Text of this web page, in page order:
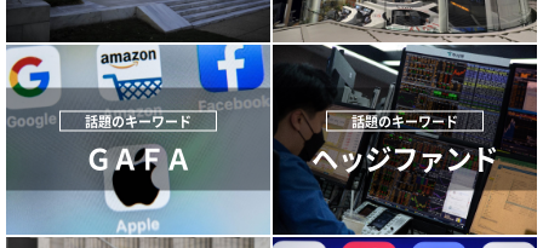
ＧＡＦＡ ヘッジファンド